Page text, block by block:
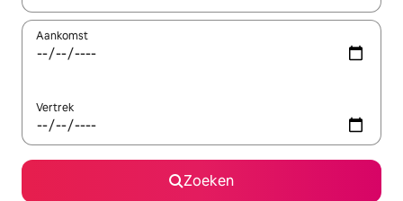
Aankomst
Vertrek
Zoeken